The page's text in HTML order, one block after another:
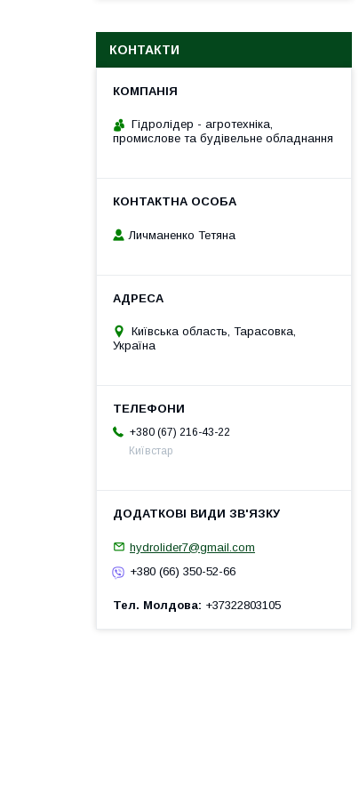
КОНТАКТИ
Гідролідер - агротехніка,
промислове та будівельне обладнання
Личманенко Тетяна
Київська область, Тарасовка,
Україна
+380 (67) 216-43-22
Київстар
hydrolider7@gmail.com
+380 (66) 350-52-66
Тел. Молдова +37322803105